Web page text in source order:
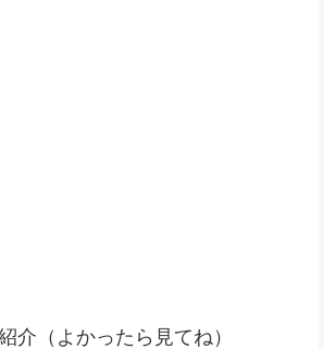
介（よかったら見てね）